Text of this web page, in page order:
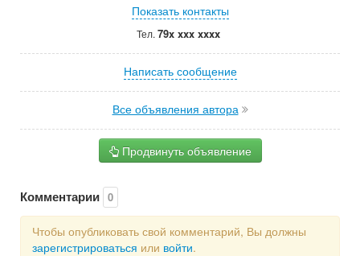
Показать контакты
Тел. 79x xxx xxxx
Написать сообщение
Все объявления автора
Продвинуть объявление
Комментарии 0
Чтобы опубликовать свой комментарий, Вы должны
зарегистрироваться или войти.